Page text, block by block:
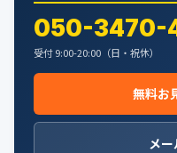
050-3470-
受付 9:00-20:00（日・祝休）
無料お
メ